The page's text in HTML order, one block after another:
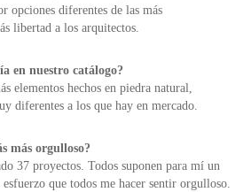
opciones diferentes de las más
libertad a los arquitectos.
en nuestro catálogo?
elementos hechos en piedra natural,
diferentes a los que hay en mercado.
más orgulloso?
37 proyectos. Todos suponen para mí un
que todos me hacer sentir orgulloso.